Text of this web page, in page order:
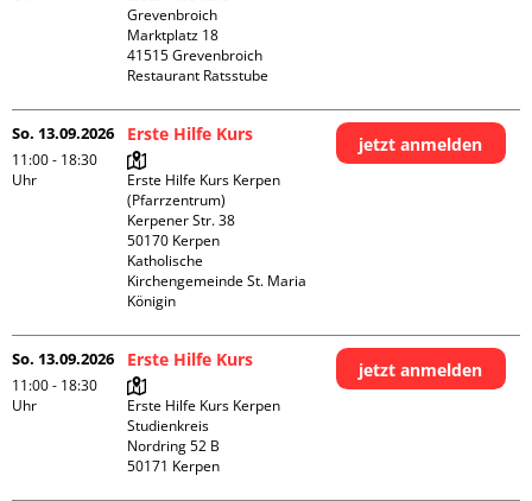
Grevenbroich
Marktplatz 18
41515 Grevenbroich
Restaurant Ratsstube
So. 13.09.2026
11:00 - 18:30
Uhr
Erste Hilfe Kurs
Erste Hilfe Kurs Kerpen
(Pfarrzentrum)
Kerpener Str. 38
50170 Kerpen
Katholische
Kirchengemeinde St. Maria
Königin
jetzt anmelden
So. 13.09.2026
11:00 - 18:30
Uhr
Erste Hilfe Kurs
Erste Hilfe Kurs Kerpen
Studienkreis
Nordring 52 B
jetzt anmelden